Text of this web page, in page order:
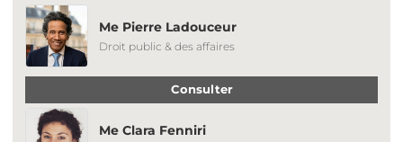
Me Pierre Ladouceur
Droit public & des affaires
Consulter
Me Clara Fenniri